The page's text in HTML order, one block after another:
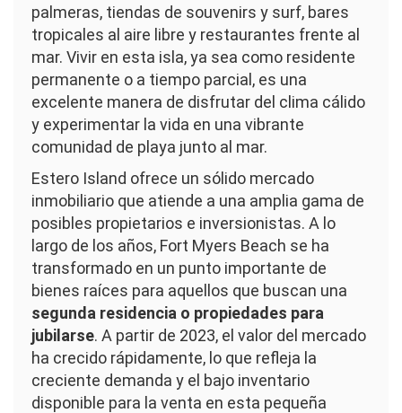
palmeras, tiendas de souvenirs y surf, bares
tropicales al aire libre y restaurantes frente al
mar. Vivir en esta isla, ya sea como residente
permanente o a tiempo parcial, es una
excelente manera de disfrutar del clima cálido
y experimentar la vida en una vibrante
comunidad de playa junto al mar.
Estero Island ofrece un sólido mercado
inmobiliario que atiende a una amplia gama de
posibles propietarios e inversionistas. A lo
largo de los años, Fort Myers Beach se ha
transformado en un punto importante de
bienes raíces para aquellos que buscan una
segunda residencia o propiedades para
jubilarse. A partir de 2023, el valor del mercado
ha crecido rápidamente, lo que refleja la
creciente demanda y el bajo inventario
disponible para la venta en esta pequeña